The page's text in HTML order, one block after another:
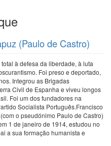
(Paulo de Castro)
à defesa da liberdade, à luta
Foi preso e deportado,
Integrou as Brigadas
Civil de Espanha e viveu longos
Foi um dos fundadores na
Socialista Português.Francisco
o pseudónimo Paulo de Castro)
1 de janeiro de 1914, estudou no
a sua formação humanista e